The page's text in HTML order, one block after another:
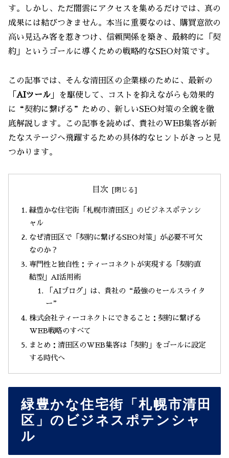
す。しかし、ただ闇雲にアクセスを集めるだけでは、真の
成果には結びつきません。本当に重要なのは、購買意欲の
高い見込み客を惹きつけ、信頼関係を築き、最終的に「契
約」というゴールに導くための戦略的なSEO対策です。
この記事では、そんな清田区の企業様のために、最新の
「 AIツール 」を駆使して、コストを抑えながらも効果的
に“契約に繋げる”ための、新しいSEO対策の全貌を徹
底解説します。この記事を読めば、貴社のWEB集客が新
たなステージへ飛躍するための具体的なヒントがきっと見
つかります。
目次
緑豊かな住宅街「札幌市清田区」のビジネスポテンシ
ャル
なぜ清田区で「契約に繋げるSEO対策」が必要不可欠
なのか？
専門性と独自性：ティーコネクトが実現する「契約直
結型」AI活用術
「AIブログ」は、貴社の“最強のセールスライタ
ー”
株式会社ティーコネクトにできること：契約に繋げる
WEB戦略のすべて
まとめ：清田区のWEB集客は「契約」をゴールに設定
する時代へ
緑豊かな住宅街「札幌市清田
区」のビジネスポテンシャ
ル